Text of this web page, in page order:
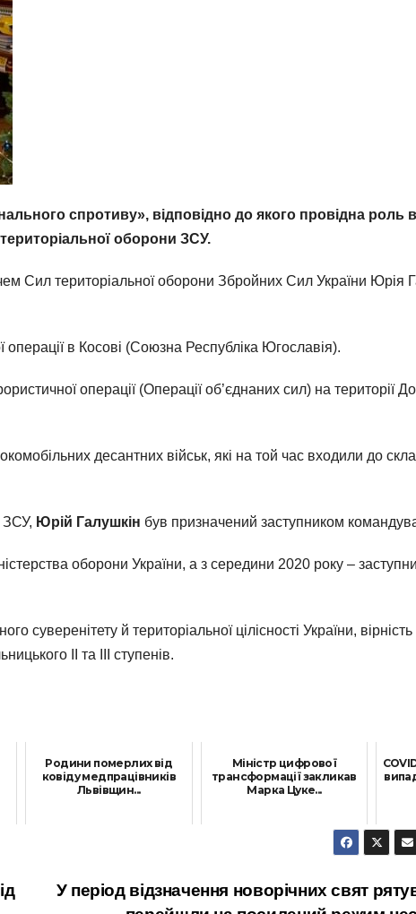
спротиву», відповідно до якого провідна роль в
оборони ЗСУ.
Сил територіальної оборони Збройних Сил України Юрія
в Косові (Союзна Республіка Югославія).
операції (Операції об’єднаних сил) на території
десантних військ, які на той час входили до
ЗСУ, Юрій Галушкін був призначений заступником
оборони України, а з середини 2020 року –
й територіальної цілісності України, вірність
ІІ та ІІІ ступенів.
Родини померлих від
ковіду медпрацівників
Львівщин...
Міністр цифрової
трансформації закликав
Марка Цуке...
У період відзначення новорічних свят